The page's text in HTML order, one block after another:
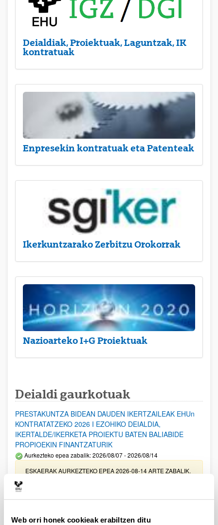
Web orri honek cookieak erabiltzen ditu
Deialdiak, Proiektuak, Laguntzak, IK
kontratuak
Enpresekin kontratuak eta Patenteak
Ikerkuntzarako Zerbitzu Orokorrak
Nazioarteko I+G Proiektuak
Deialdi gaurkotuak
PRESTAKUNTZA BIDEAN DAUDEN IKERTZAILEAK EHUn
KONTRATATZEKO 2026 I EZOHIKO DEIALDIA,
IKERTALDE/IKERKETA PROIEKTU BATEN BALIABIDE
PROPIOEKIN FINANTZATURIK
Aurkezteko epea zabalik: 2026/08/07 - 2026/08/14
ESKAERAK AURKEZTEKO EPEA 2026-08-14 ARTE ZABALIK.
UPV/EHUn Azpiegitura Zientifikoa eta Funts Bibliografikoak